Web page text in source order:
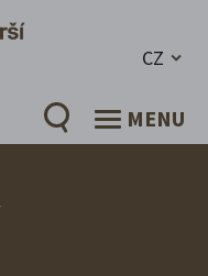
CZ
MENU